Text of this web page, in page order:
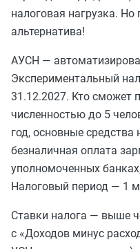
налоговая нагрузка. Но
альтернатива!
АУСН —
Экспериментальный
31.12.2027. Кто сможет
численностью до 5
год, основные средства
безналичная оплата
уполномоченных
Налоговый период — 1
Ставки налога — выше
с «Доходов минус